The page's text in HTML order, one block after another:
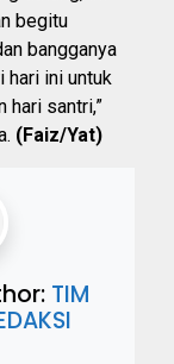
begitu
bangganya
hari ini untuk
hari santri,”
(Faiz/Yat)
TIM